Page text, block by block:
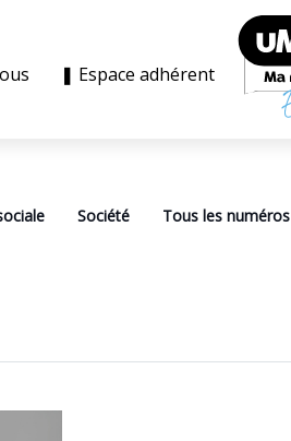
❚ Espace adhérent
Société Tous les numéros